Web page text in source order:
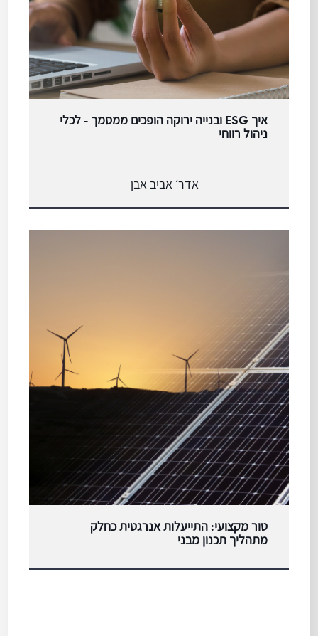
איך ESG ובנייה ירוקה הופכים ממסמך - לכלי
ניהול רווחי
אדר׳ אביב אבן
טור מקצועי: התייעלות אנרגטית כחלק
מתהליך תכנון מבני